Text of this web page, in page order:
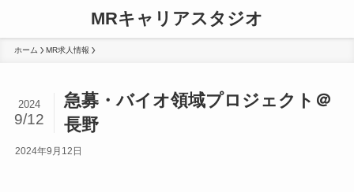
MRキャリアスタジオ
ホーム MR求人情報
急募・バイオ領域プロジェクト＠
長野
2024
9/12
2024年9月12日